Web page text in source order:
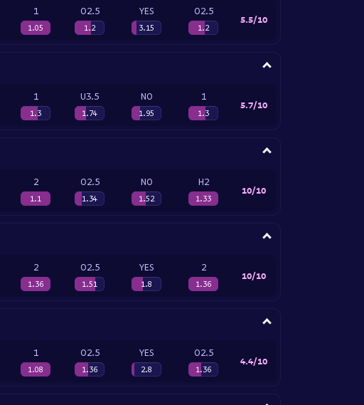
1
1.05
O2.5
1.2
YES
3.15
O2.5
1.2
5.5/10
1
1.3
U3.5
1.74
NO
1.95
1
1.3
5.7/10
2
1.1
O2.5
1.34
NO
1.52
H2
1.33
10/10
2
1.36
O2.5
1.51
YES
1.8
2
1.36
10/10
1
1.08
O2.5
1.36
YES
2.8
O2.5
1.36
4.4/10